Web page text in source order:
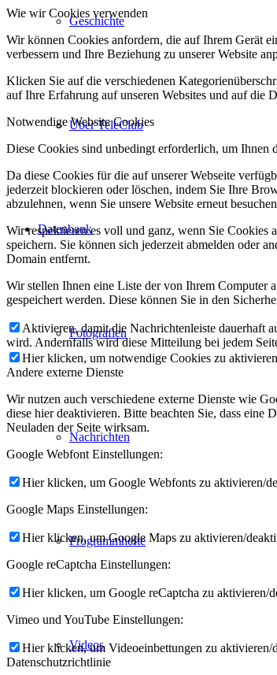
Geschichte
Über TeleClub
Datenbank
Fotografien
Nachrichten
Programmhefte
Videos
Wie wir Cookies verwenden
Wir können Cookies anfordern, die auf Ihrem Gerät
verbessern und Ihre Beziehung zu unserer Website
Klicken Sie auf die verschiedenen
auf Ihre Erfahrung auf unseren Websites und auf die
Notwendige Website Cookies
Diese Cookies sind unbedingt erforderlich, um Ihnen
Da diese Cookies für die auf unserer Webseite
jederzeit blockieren oder löschen, indem Sie Ihre
abzulehnen, wenn Sie unsere Website erneut
Wir respektieren es voll und ganz, wenn Sie Cookies
speichern. Sie können sich jederzeit abmelden oder
Domain entfernt.
Wir stellen Ihnen eine Liste der von Ihrem Computer
gespeichert werden. Diese können Sie in den
Aktivieren, damit die Nachrichtenleiste dauerhaft
wird. Andernfalls wird diese Mitteilung bei jedem
Hier klicken, um notwendige Cookies zu
Andere externe Dienste
Wir nutzen auch verschiedene externe Dienste wie
diese hier deaktivieren. Bitte beachten Sie, dass eine
Neuladen der Seite wirksam.
Google Webfont Einstellungen:
Hier klicken, um Google Webfonts zu aktivieren/
Google Maps Einstellungen:
Hier klicken, um Google Maps zu aktivieren/
Google reCaptcha Einstellungen:
Hier klicken, um Google reCaptcha zu aktivieren/
Vimeo und YouTube Einstellungen:
Hier klicken, um Videoeinbettungen zu aktivieren/
Datenschutzrichtlinie